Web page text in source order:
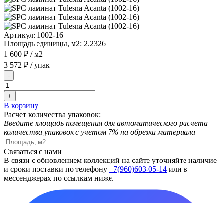
Артикул: 1002-16
Площадь единицы, м2: 2.2326
1 600 ₽ / м2
3 572 ₽ / упак
-
+
В корзину
Расчет количества упаковок:
Введите площадь помещения для автоматического расчета
количества упаковок с учетом 7% на обрезки материала
Связаться с нами
В связи с обновлением коллекций на сайте уточняйте наличие
и сроки поставки по телефону +7(960)603-05-14 или в
мессенджерах по ссылкам ниже.